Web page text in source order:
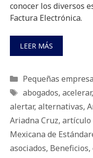
conocer los diversos
Factura Electrónica.
LEER MÁS
Categorías
Pequeñas
Etiquetas
abogados, acelerar,
alertar, alternativas,
Ariadna Cruz, artículo
Mexicana de
asociados, Beneficios,